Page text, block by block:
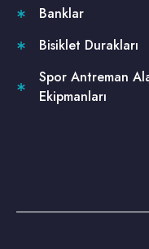
Banklar
Bisiklet Durakları
Spor Antreman
Ekipmanları